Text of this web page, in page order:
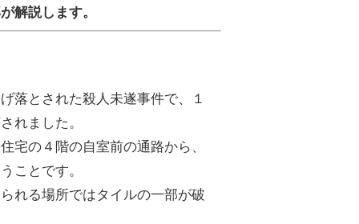
解説します。
落とされた殺人未遂事件で、１
れました。
宅の４階の自室前の通路から、
ことです。
れる場所ではタイルの一部が破